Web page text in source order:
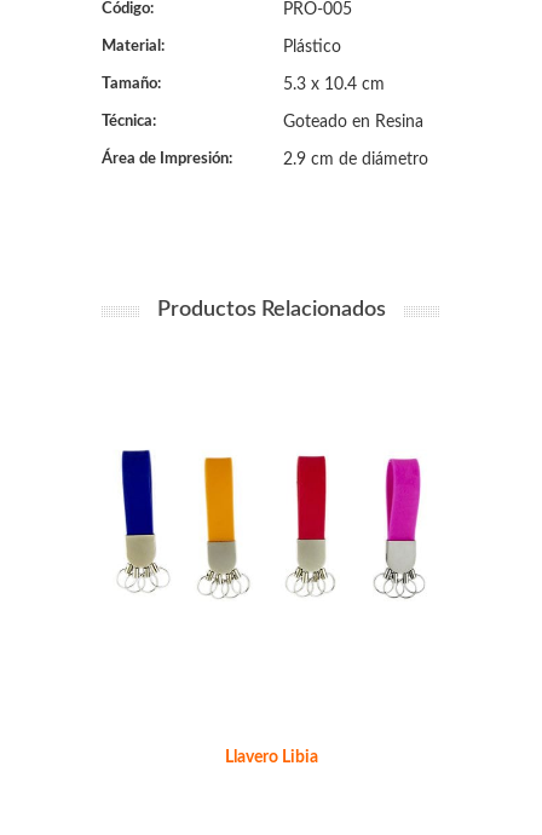
Código: PRO-005
Material: Plástico
Tamaño: 5.3 x 10.4 cm
Técnica: Goteado en Resina
Área de Impresión: 2.9 cm de diámetro
Productos Relacionados
Llavero Libia